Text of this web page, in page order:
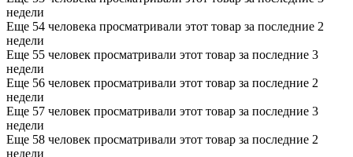
недели
Еще 54 человека просматривали этот товар за последние 2
недели
Еще 55 человек просматривали этот товар за последние 3
недели
Еще 56 человек просматривали этот товар за последние 2
недели
Еще 57 человек просматривали этот товар за последние 3
недели
Еще 58 человек просматривали этот товар за последние 2
недели